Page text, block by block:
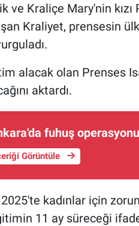
ve Kraliçe Mary'nin
Kraliyet, prensesin
alacak olan Prenses
aktardı.
fuhuş
Görüntüle
kadınlar için
11 ay süreceği